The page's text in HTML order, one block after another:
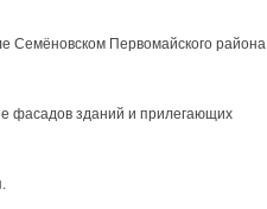
Семёновском Первомайского района
фасадов зданий и прилегающих